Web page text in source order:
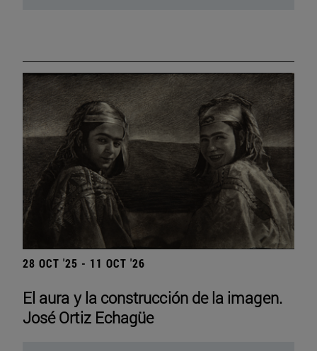
28 OCT '25 - 11 OCT '26
El aura y la construcción de la imagen.
José Ortiz Echagüe